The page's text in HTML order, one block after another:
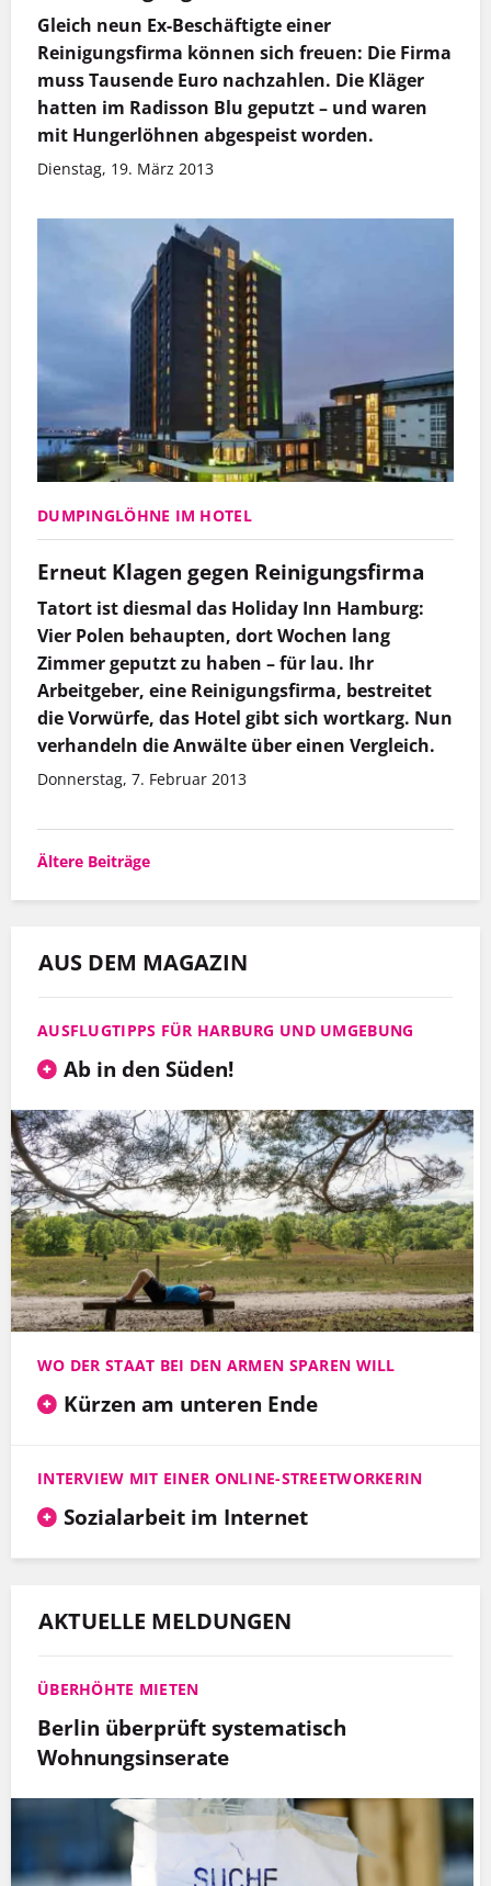
Gleich neun Ex-Beschäftigte einer
Reinigungsfirma können sich freuen: Die Firma
muss Tausende Euro nachzahlen. Die Kläger
hatten im Radisson Blu geputzt – und waren
mit Hungerlöhnen abgespeist worden.
Dienstag, 19. März 2013
DUMPINGLÖHNE IM HOTEL
Erneut Klagen gegen Reinigungsfirma
Tatort ist diesmal das Holiday Inn Hamburg:
Vier Polen behaupten, dort Wochen lang
Zimmer geputzt zu haben – für lau. Ihr
Arbeitgeber, eine Reinigungsfirma, bestreitet
die Vorwürfe, das Hotel gibt sich wortkarg. Nun
verhandeln die Anwälte über einen Vergleich.
Donnerstag, 7. Februar 2013
Beitragsnavigation
Ältere Beiträge
AUS DEM MAGAZIN
AUSFLUGTIPPS FÜR HARBURG UND UMGEBUNG
Ab in den Süden!
WO DER STAAT BEI DEN ARMEN SPAREN WILL
Kürzen am unteren Ende
INTERVIEW MIT EINER ONLINE-STREETWORKERIN
Sozialarbeit im Internet
AKTUELLE MELDUNGEN
ÜBERHÖHTE MIETEN
Berlin überprüft systematisch
Wohnungsinserate